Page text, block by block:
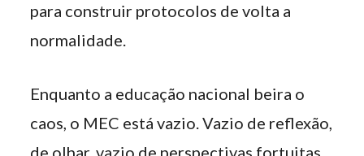
para construir protocolos de volta a
normalidade.
Enquanto a educação nacional beira o
caos, o MEC está vazio. Vazio de reflexão,
de olhar, vazio de perspectivas fortuitas